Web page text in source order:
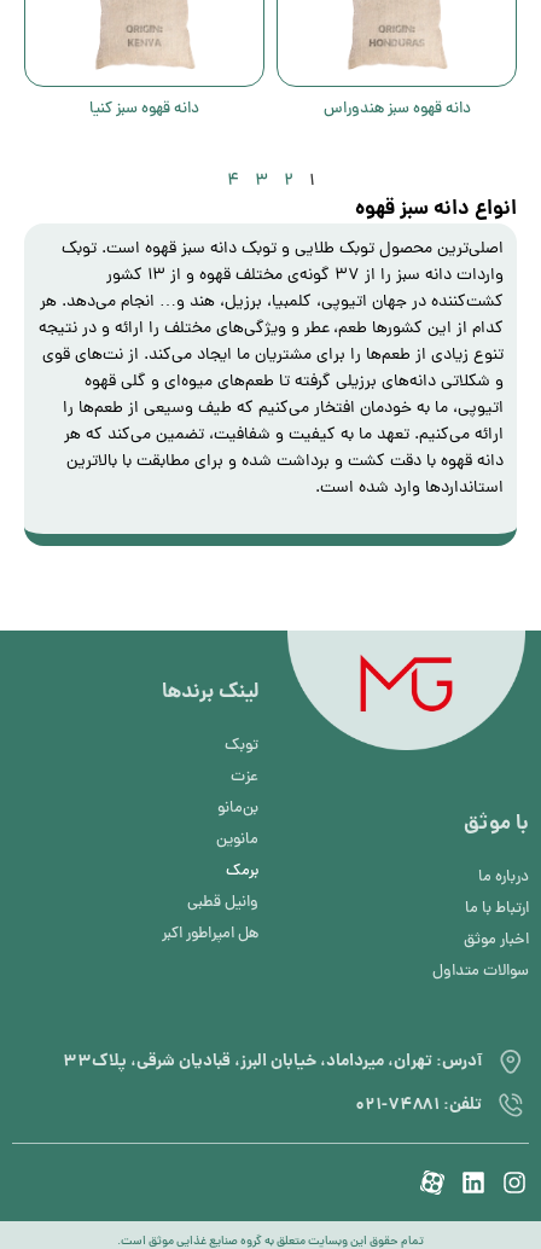
دانه قهوه سبز هندوراس دانه قهوه سبز کنیا
۱ ۲ ۳ ۴
انواع دانه سبز قهوه
اصلی‌ترین محصول توبک طلایی و توبک دانه سبز قهوه است. توبک
واردات دانه سبز را از ۳۷ گونه‌ی مختلف قهوه و از ۱۳ کشور
کشت‌کننده در جهان اتیوپی، کلمبیا، برزیل، هند و… انجام می‌‌دهد. هر
کدام از این کشورها طعم، عطر و ویژگی‌های مختلف را ارائه و در نتیجه
تنوع زیادی از طعم‌ها را برای مشتریان ما ایجاد می‌کند. از نت‌های قوی
و شکلاتی دانه‌های برزیلی گرفته تا طعم‌های میوه‌ای و گلی قهوه
اتیوپی، ما به خودمان افتخار می‌کنیم که طیف وسیعی از طعم‌ها را
ارائه می‌کنیم. تعهد ما به کیفیت و شفافیت، تضمین می‌کند که هر
دانه‌ قهوه با دقت کشت و برداشت شده و برای مطابقت با بالاترین
استانداردها وارد شده است.
با موثق
درباره ما
ارتباط با ما
اخبار موثق
سوالات متداول
لینک برند‌ها
توبک
عزت
بن‌مانو
مانوین
برمک
وانیل قطبی
هل امپراطور اکبر
آدرس: تهران، میرداماد، خیابان البرز، قبادیان شرقی، پلاک۳۳
تلفن: ۷۴۸۸۱-۰۲۱
تمام حقوق این وبسایت متعلق به گروه صنایع غذایی موثق است.